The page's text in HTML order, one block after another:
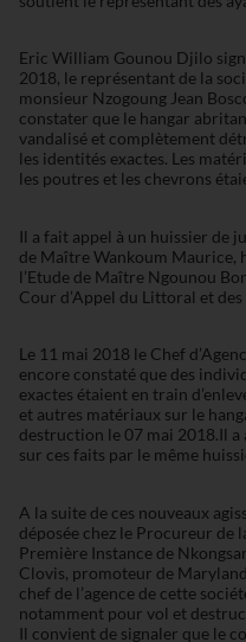
Eric William Gounou Djilo
2018, le représentant de la
monsieur Nzogoung Jean
constater que le hangar
vandalisé et complètement
les identités exactes. Les
les poutres et les chevrons
Il a fait appel à un huissier de
de Maître Wankoum Maurice,
l’Etude de Maître Ngounou
Cour d’Appel du Littoral et
Le 11 mai 2018 le Chef
encore constaté que des
exactes étaient en train
et autres matériaux sur le
destruction le 07 mai 2018.Il a
sur ces faits par le même
A la suite de ces nouveaux
déposée chez le Procureur de
Première Instance de
Clovis, promoteur de
chef de l’agence de cette
notamment pour vol et
Il convient de signaler que le